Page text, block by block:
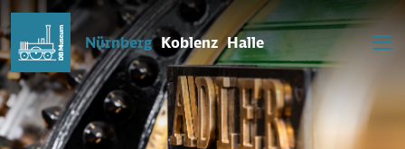
Nürnberg Koblenz Halle